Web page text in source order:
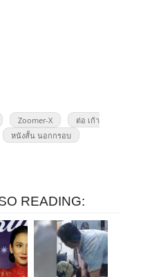
Zoomer-X
ต่อ เก้า
หนังสั้น นอกกรอบ
READING: